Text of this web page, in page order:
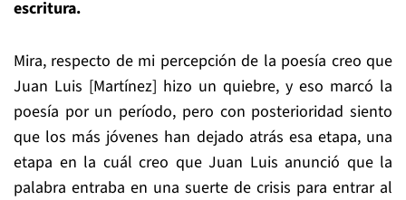
escritura.
Mira, respecto de mi percepción de la poesía creo que
Juan Luis [Martínez] hizo un quiebre, y eso marcó la
poesía por un período, pero con posterioridad siento
que los más jóvenes han dejado atrás esa etapa, una
etapa en la cuál creo que Juan Luis anunció que la
palabra entraba en una suerte de crisis para entrar al